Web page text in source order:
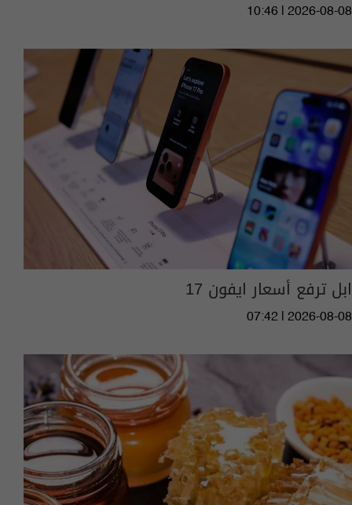
10:46 | 2026-08-08
ابل ترفع أسعار ايفون 17
07:42 | 2026-08-08